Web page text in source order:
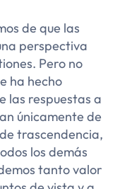
de que las
perspectiva
Pero no
ha hecho
las respuestas a
únicamente de
trascendencia,
los demás
tanto valor